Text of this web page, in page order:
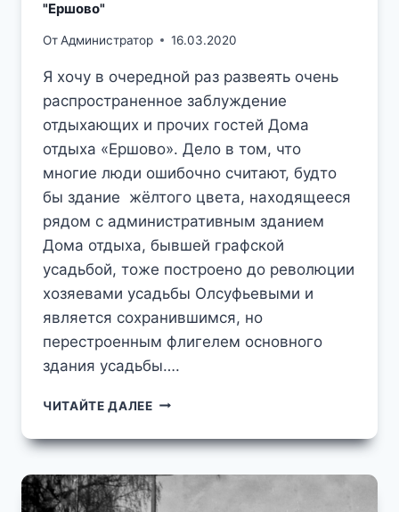
"Ершово"
ОтАдминистратор 16.03.2020
Я хочу в очередной раз развеять очень
распространенное заблуждение
отдыхающих и прочих гостей Дома
отдыха «Ершово». Дело в том, что
многие люди ошибочно считают, будто
бы здание жёлтого цвета, находящееся
рядом с административным зданием
Дома отдыха, бывшей графской
усадьбой, тоже построено до революции
хозяевами усадьбы Олсуфьевыми и
является сохранившимся, но
перестроенным флигелем основного
здания усадьбы….
ЧИТАЙТЕ ДАЛЕЕОДИН
МИФОВ
ДОМЕ
ОТДЫХА